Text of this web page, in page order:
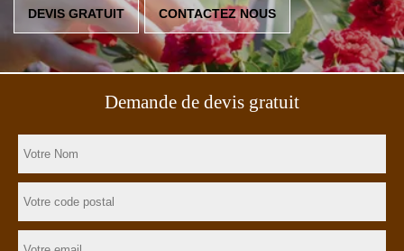
DEVIS GRATUIT CONTACTEZ NOUS
Demande de devis gratuit